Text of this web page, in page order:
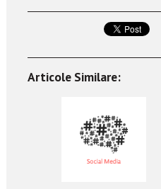
Articole Similare: